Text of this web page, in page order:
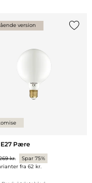
version
Pære
kr.
Spar 75%
fra 62 kr.